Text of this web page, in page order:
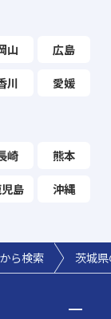
山 広島
川 愛媛
崎 熊本
島 沖縄
ら検索 茨城